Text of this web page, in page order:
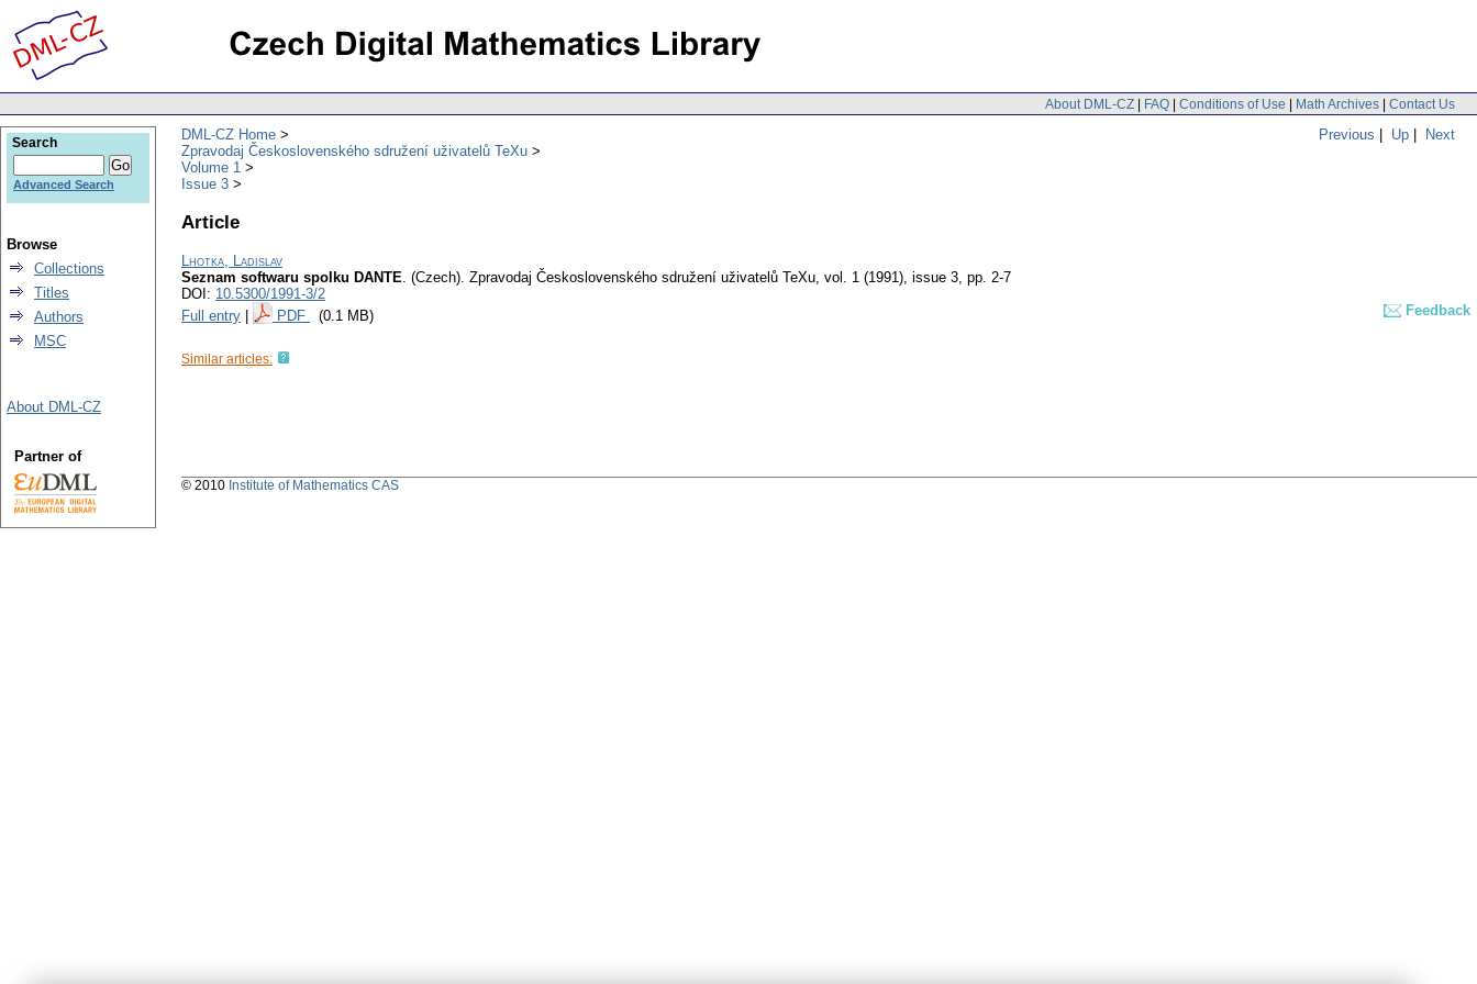
About DML-CZ | FAQ | Conditions of Use | Math Archives | Contact Us
Previous | Up | Next
DML-CZ Home
Zpravodaj Československého sdružení uživatelů TeXu
Volume 1
Issue 3
Article
Lhotka, Ladislav
Seznam softwaru spolku DANTE. (Czech). Zpravodaj Československého sdružení uživatelů TeXu, vol. 1 (1991), issue 3, pp. 2-7
DOI: 10.5300/1991-3/2
Full entry
PDF (0.1 MB) Feedback
Similar articles:
Search
Advanced Search
Browse
Collections
Titles
Authors
MSC
About DML-CZ
Partner of
© 2010 Institute of Mathematics CAS